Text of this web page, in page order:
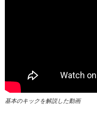
基本のキックを解説した動画